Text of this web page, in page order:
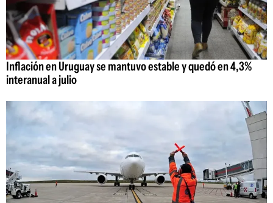
Inflación en Uruguay se mantuvo estable y quedó en 4,3%
interanual a julio